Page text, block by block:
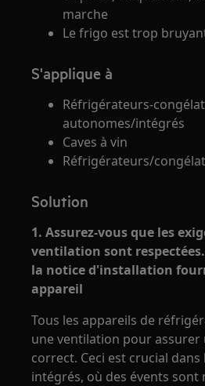
marche
Le frigo est trop
S'applique à
Réfrigérateurs-
autonomes/intégrés
Caves à vin
Réfrigérateurs/
Solution
1. Assurez-vous que les
ventilation sont
la notice d'installation
appareil
Tous les appareils de
une ventilation pour
correct. Ceci est crucial dans
intégrés, où des évents sont